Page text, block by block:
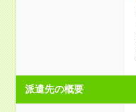
派遣先の概要